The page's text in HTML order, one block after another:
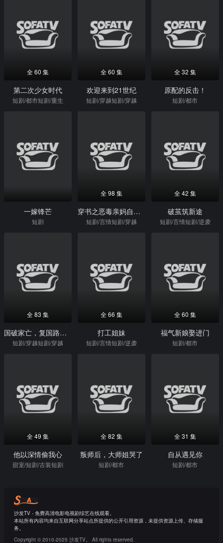
全 60 集
第二次少女时代
短剧/都市短剧/重生
全 60 集
欢迎来到21世纪
短剧/穿越短剧/穿越
全 32 集
原配的反击！
短剧/都市
一嫁锋芒
短剧
全 98 集
穿书之恶毒亲妈自救指南
短剧/言情短剧/穿越
全 42 集
破茧筑新途
短剧/言情短剧/逆袭
全 83 集
国破家亡，复国路上尽风流
短剧/穿越短剧/穿越
全 66 集
打工姐妹
短剧/言情短剧/逆袭
全 60 集
福气新娘娶进门
短剧/都市
全 49 集
他以深情偷我心
甜宠/短剧/古装短剧
全 82 集
叛师后，大师姐哭了
短剧/都市
全 31 集
自从遇见你
短剧/都市
沙发TV - 免费高清电影电视剧综艺在线观看。
本站所有内容均来自互联网分享站点所提供的公开引用资源，未提供资源上传、存储服
务。
Copyright © 2010-2025 沙发TV。 All rights reserved.